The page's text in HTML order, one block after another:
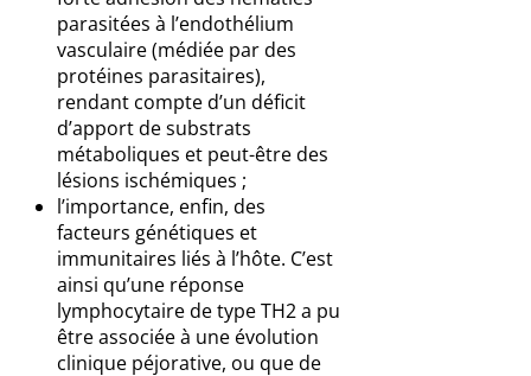
parasitées à l’endothélium
vasculaire (médiée par des
protéines parasitaires),
rendant compte d’un déficit
d’apport de substrats
métaboliques et peut-être des
lésions ischémiques ;
l’importance, enfin, des
facteurs génétiques et
immunitaires liés à l’hôte. C’est
ainsi qu’une réponse
lymphocytaire de type TH2 a pu
être associée à une évolution
clinique péjorative, ou que de